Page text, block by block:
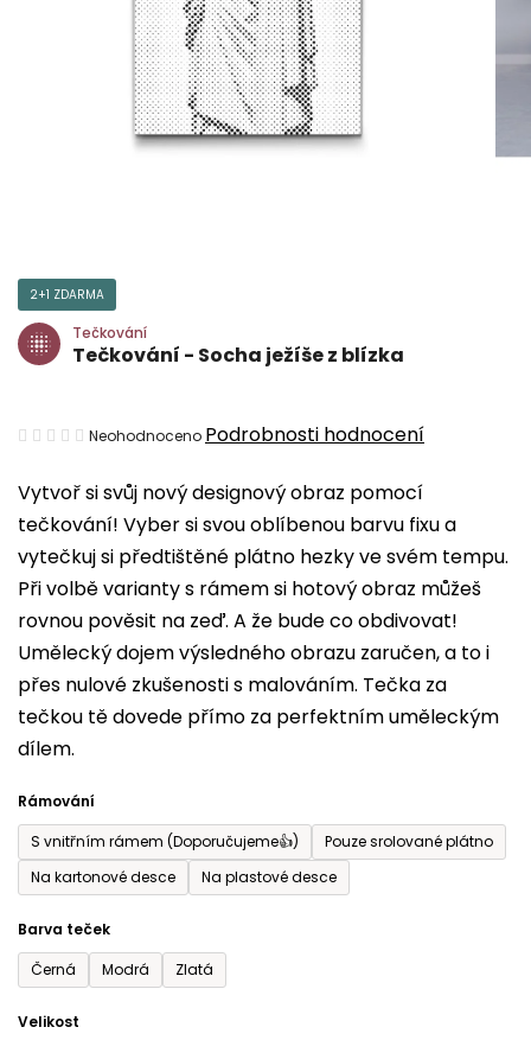
Vytvoř si svůj nový designový obraz pomocí
tečkování! Vyber si svou oblíbenou barvu fixu a
vytečkuj si předtištěné plátno hezky ve svém tempu.
Při volbě varianty s rámem si hotový obraz můžeš
rovnou pověsit na zeď. A že bude co obdivovat!
Umělecký dojem výsledného obrazu zaručen, a to i
přes nulové zkušenosti s malováním. Tečka za
tečkou tě dovede přímo za perfektním uměleckým
dílem.
Rámování
S vnitřním rámem (Doporučujeme👍)
Pouze srolované plátno
Na kartonové desce
Na plastové desce
Barva teček
Černá
Modrá Zlatá
Velikost
2+1 ZDARMA
Tečkování
Tečkování - Socha ježíše z blízka
Průměrné
produktu
je
0,0
z
5
hvězdiček.
Neohodnoceno Podrobnosti hodnocení